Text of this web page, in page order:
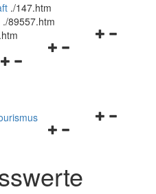
./147.htm
./89557.htm
Navigationsmenü
Navigationsmenü
Navigationsmenü
schließen